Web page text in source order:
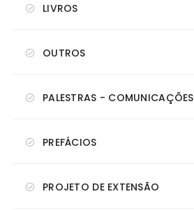
LIVROS
OUTROS
PALESTRAS - COMUNICAÇÕES
PREFÁCIOS
PROJETO DE EXTENSÃO